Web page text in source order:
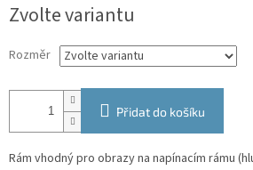
cena:
Zvolte variantu
Rozměr
Přidat do košíku
Rám vhodný pro obrazy na napínacím rámu